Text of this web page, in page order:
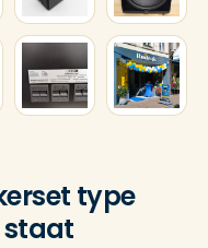
type
staat